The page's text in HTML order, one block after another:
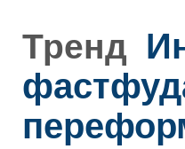
Тренд